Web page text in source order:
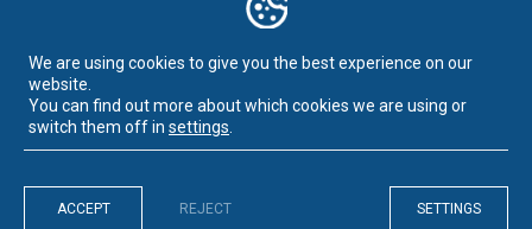
Το Πανεπιστήμιο Νεάπολις Πάφος συντονίζει το
ευρωπαϊκό έργο GENDRIVE στο πλαίσιο του εμβληματικού
Horizon Europe με τη συμμετοχή του UCL, του
Πανεπιστημίου της Βαρκελώνης και του KMOP
Το Πανεπιστήμιο Νεάπολις Πάφος εξασφάλισε
Equality as a Driver...
We are using cookies to give you the best experience on our
website.
You can find out more about which cookies we are using or
switch them off in settings
ACCEPT SETTINGS
REJECT